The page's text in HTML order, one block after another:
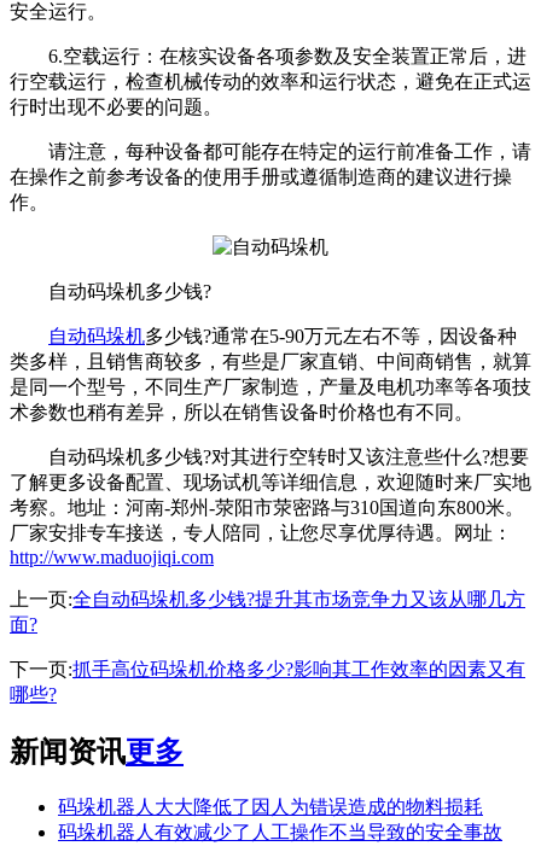
安全运行。
6.空载运行：在核实设备各项参数及安全装置正常后，进
行空载运行，检查机械传动的效率和运行状态，避免在正式运
行时出现不必要的问题。
请注意，每种设备都可能存在特定的运行前准备工作，请
在操作之前参考设备的使用手册或遵循制造商的建议进行操
作。
自动码垛机多少钱?
自动码垛机多少钱?通常在5-90万元左右不等，因设备种
类多样，且销售商较多，有些是厂家直销、中间商销售，就算
是同一个型号，不同生产厂家制造，产量及电机功率等各项技
术参数也稍有差异，所以在销售设备时价格也有不同。
自动码垛机多少钱?对其进行空转时又该注意些什么?想要
了解更多设备配置、现场试机等详细信息，欢迎随时来厂实地
考察。地址：河南-郑州-荥阳市荥密路与310国道向东800米。
厂家安排专车接送，专人陪同，让您尽享优厚待遇。网址：
http://www.maduojiqi.com
上一页:全自动码垛机多少钱?提升其市场竞争力又该从哪几方
面?
下一页:抓手高位码垛机价格多少?影响其工作效率的因素又有
哪些?
新闻资讯更多
码垛机器人大大降低了因人为错误造成的物料损耗
码垛机器人有效减少了人工操作不当导致的安全事故